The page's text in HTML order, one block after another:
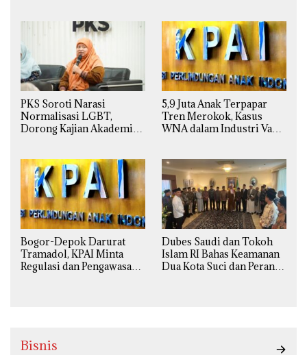
PKS Soroti Narasi
Normalisasi LGBT,
Dorong Kajian Akademik
Agama
5,9 Juta Anak Terpapar
Tren Merokok, Kasus
WNA dalam Industri Vape
Bogor-Depok Darurat
Tramadol, KPAI Minta
Regulasi dan Pengawasan
Dubes Saudi dan Tokoh
Islam RI Bahas Keamanan
Dua Kota Suci dan Peran
Bisnis